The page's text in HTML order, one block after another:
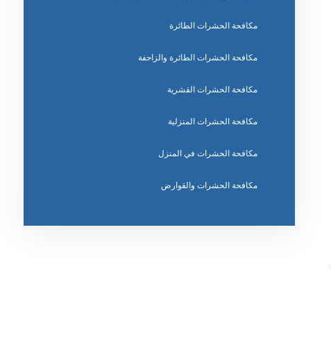
مكافحة الحشرات الطائرة
مكافحة الحشرات الطائرة والزاحفة
مكافحة الحشرات القشرية
مكافحة الحشرات المنزلية
مكافحة الحشرات في المنزل
مكافحة الحشرات والقوارض